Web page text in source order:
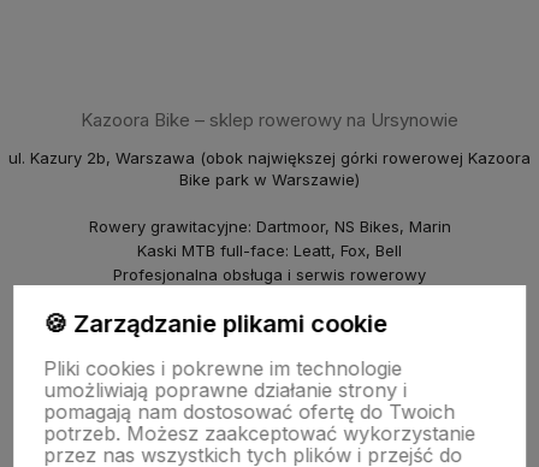
Kazoora Bike – sklep rowerowy na Ursynowie
ul. Kazury 2b, Warszawa (obok największej górki rowerowej Kazoora
Bike park w Warszawie)
Rowery grawitacyjne: Dartmoor, NS Bikes, Marin
Kaski MTB full-face: Leatt, Fox, Bell
Profesjonalna obsługa i serwis rowerowy
piBike – sklep rowerowy na Młocinach
ul. Farysa 60b, Warszawa
Rowery crossowe i miejskie (Marin, NS Bikes, Polka)
Punkt odbioru i serwis
🍪 Zarządzanie plikami cookie
Pliki cookies i pokrewne im technologie
umożliwiają poprawne działanie strony i
pomagają nam dostosować ofertę do Twoich
potrzeb. Możesz zaakceptować wykorzystanie
przez nas wszystkich tych plików i przejść do